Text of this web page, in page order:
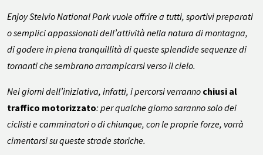
Enjoy Stelvio National Park vuole offrire a tutti, sportivi preparati
o semplici appassionati dell’attività nella natura di montagna,
di godere in piena tranquillità di queste splendide sequenze di
tornanti che sembrano arrampicarsi verso il cielo.
Nei giorni dell’iniziativa, infatti, i percorsi verranno chiusi al
traffico motorizzato: per qualche giorno saranno solo dei
ciclisti e camminatori o di chiunque, con le proprie forze, vorrà
cimentarsi su queste strade storiche.